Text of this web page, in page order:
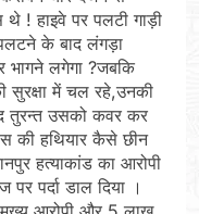
! हाइवे पर पलटी गाड़ी
के बाद लंगड़ा
लगेगा ?जबकि
सुरक्षा में चल रहे,उनकी
तुरन्त उसको कवर कर
की हथियार कैसे छीन
हत्याकांड का आरोपी
पर्दा डाल दिया ।